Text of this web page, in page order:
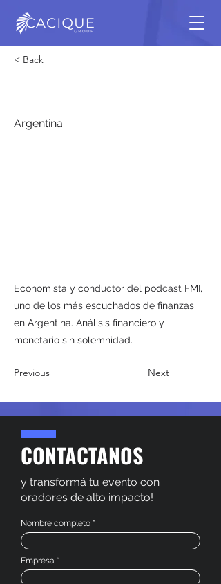
< Back
Argentina
Economista y conductor del podcast FMI,
uno de los más escuchados de finanzas
en Argentina. Análisis financiero y
monetario sin solemnidad.
Previous Next
CONTACTANOS
y transformá tu evento con
oradores de alto impacto!
Nombre completo
Empresa